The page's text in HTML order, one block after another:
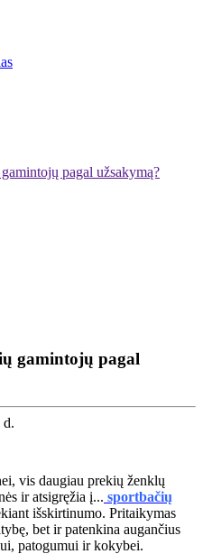
pagal užsakymą?
gamintojų pagal
d.
vis daugiau prekių ženklų
ir atsigręžia į... sportbačių
išskirtinumo. Pritaikymas
bet ir patenkina augančius
patogumui ir kokybei.